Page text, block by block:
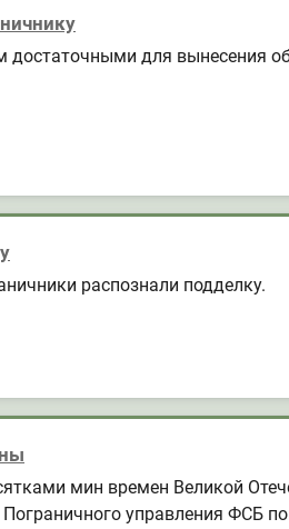
для вынесения
распознали подделку.
мин времен Великой
управления ФСБ